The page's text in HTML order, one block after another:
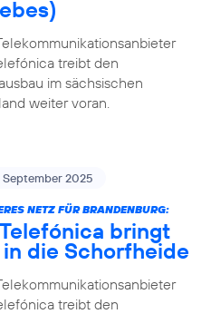
treibt den
im sächsischen
weiter voran.
September 2025
NETZ FÜR BRANDENBURG:
Telefónica bringt
in die Schorfheide
treibt den